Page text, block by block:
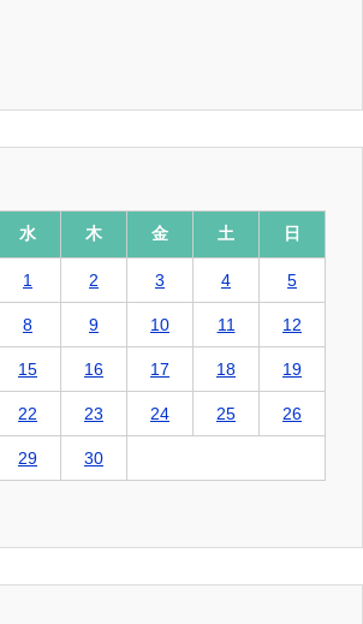
水 木 金 土 日
1 2 3 4 5
8 9 10 11 12
15 16 17 18 19
22 23 24 25 26
29 30